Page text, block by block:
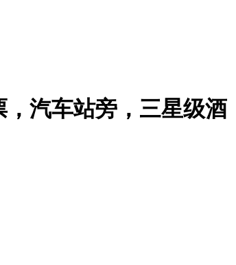
汽车站旁，三星级酒